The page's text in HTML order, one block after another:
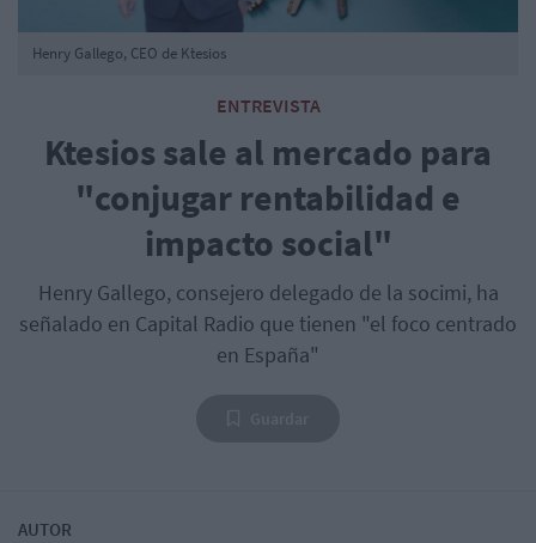
ENTREVISTA
Ktesios sale al mercado para
"conjugar rentabilidad e
impacto social"
Henry Gallego, consejero delegado de la socimi, ha
señalado en Capital Radio que tienen "el foco centrado
en España"
Henry Gallego, CEO de Ktesios
AUTOR